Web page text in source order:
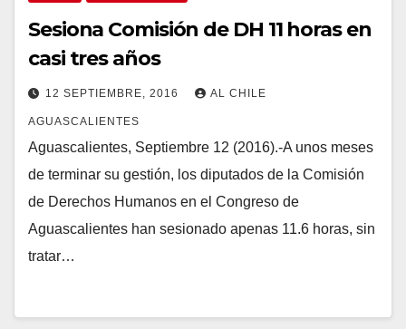
Sesiona Comisión de DH 11 horas en
casi tres años
12 SEPTIEMBRE, 2016 AL CHILE
AGUASCALIENTES
Aguascalientes, Septiembre 12 (2016).-A unos meses
de terminar su gestión, los diputados de la Comisión
de Derechos Humanos en el Congreso de
Aguascalientes han sesionado apenas 11.6 horas, sin
tratar…